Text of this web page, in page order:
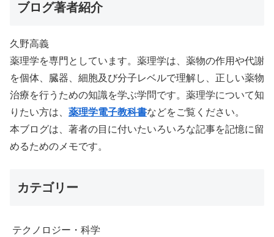
ブログ著者紹介
久野高義
薬理学を専門としています。薬理学は、薬物の作用や代謝
を個体、臓器、細胞及び分子レベルで理解し、正しい薬物
治療を行うための知識を学ぶ学問です。薬理学について知
りたい方は、 薬理学電子教科書などをご覧ください。
本ブログは、著者の目に付いたいろいろな記事を記憶に留
めるためのメモです。
カテゴリー
テクノロジー・科学